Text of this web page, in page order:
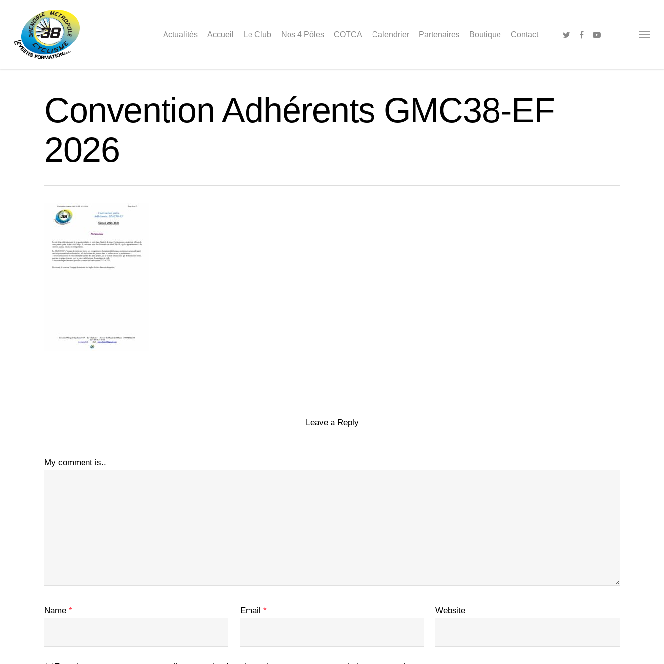
Actualités Accueil Le Club Nos 4 Pôles COTCA Calendrier Partenaires Boutique Contact
Convention Adhérents GMC38-EF
2026
Leave a Reply
My comment is..
Name * Email * Website